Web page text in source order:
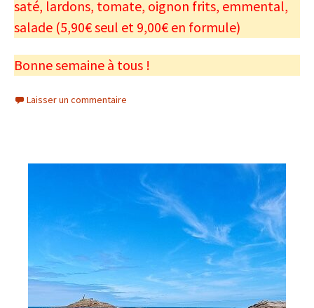
saté, lardons, tomate, oignon frits, emmental,
salade (5,90€ seul et 9,00€ en formule)
Bonne semaine à tous !
Laisser un commentaire